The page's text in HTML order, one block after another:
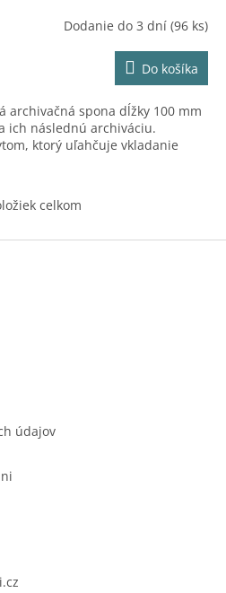
A
R
M
Dodanie do 3 dní (96 ks)
Do košíka
archivačná spona dĺžky 100 mm
ich následnú archiváciu.
ktorý uľahčuje vkladanie
O
l
y
celkom
údajov